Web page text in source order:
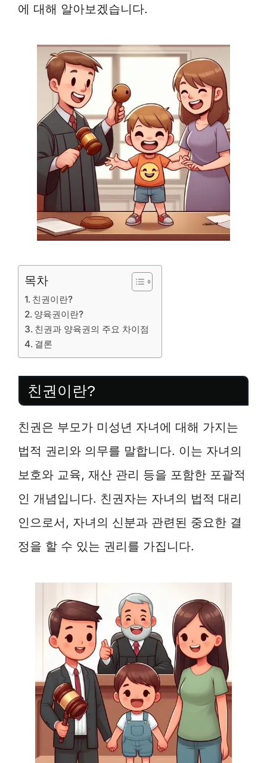
에 대해 알아보겠습니다.
목차
친권이란?
양육권이란?
친권과 양육권의 주요 차이점
결론
친권이란?
친권은 부모가 미성년 자녀에 대해 가지는
법적 권리와 의무를 말합니다. 이는 자녀의
보호와 교육, 재산 관리 등을 포함한 포괄적
인 개념입니다. 친권자는 자녀의 법적 대리
인으로서, 자녀의 신분과 관련된 중요한 결
정을 할 수 있는 권리를 가집니다.